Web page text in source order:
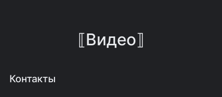
⟦Видео⟧
Контакты